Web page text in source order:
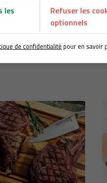
les
Refuser les
optionnels
de confidentialité pour en savoir